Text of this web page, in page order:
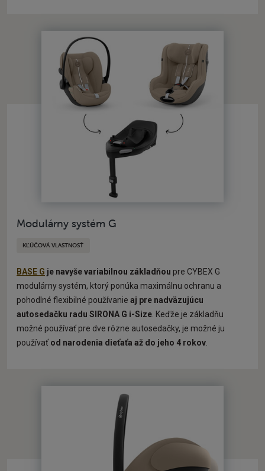
Modulárny systém G
KĽÚČOVÁ VLASTNOSŤ
BASE G je navyše variabilnou základňou pre CYBEX G
modulárny systém, ktorý ponúka maximálnu ochranu a
pohodlné flexibilné používanie aj pre nadväzujúcu
autosedačku radu SIRONA G i-Size . Keďže je základňu
možné používať pre dve rôzne autosedačky, je možné ju
používať od narodenia dieťaťa až do jeho 4 rokov